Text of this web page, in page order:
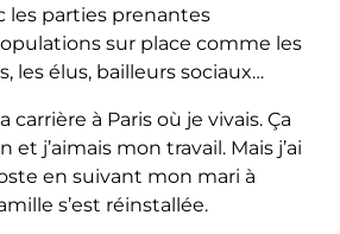
les parties prenantes
sur place comme les
les élus, bailleurs sociaux…
carrière à Paris où je vivais. Ça
et j’aimais mon travail. Mais j’ai
en suivant mon mari à
s’est réinstallée.